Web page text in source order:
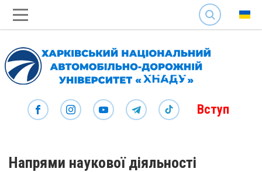
SEARCH
Вступ
Напрями наукової діяльності